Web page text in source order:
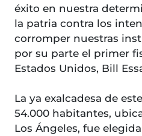
éxito en nuestra
la patria contra los
corromper nuestras
por su parte el primer
Estados Unidos, Bill
La ya exalcadesa de
54.000 habitantes,
Los Ángeles, fue